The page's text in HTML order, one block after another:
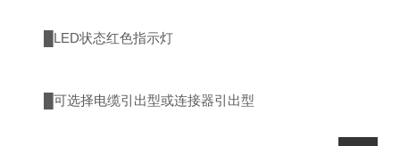
█LED状态红色指示灯
█可选择电缆引出型或连接器引出型